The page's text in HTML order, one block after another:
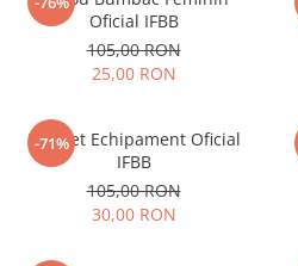
Mingi
Saci Exercitii
Acccesori Antrenor
Fitness
Mingi medicinale
Vikings
Berserker
Oficial IFBB
105,00 RON
25,00 RON
-71%
Saculet Echipament Oficial
IFBB
105,00 RON
30,00 RON